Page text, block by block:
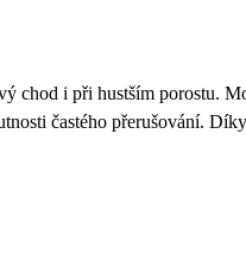
chod i při hustším porostu.
častého přerušování.